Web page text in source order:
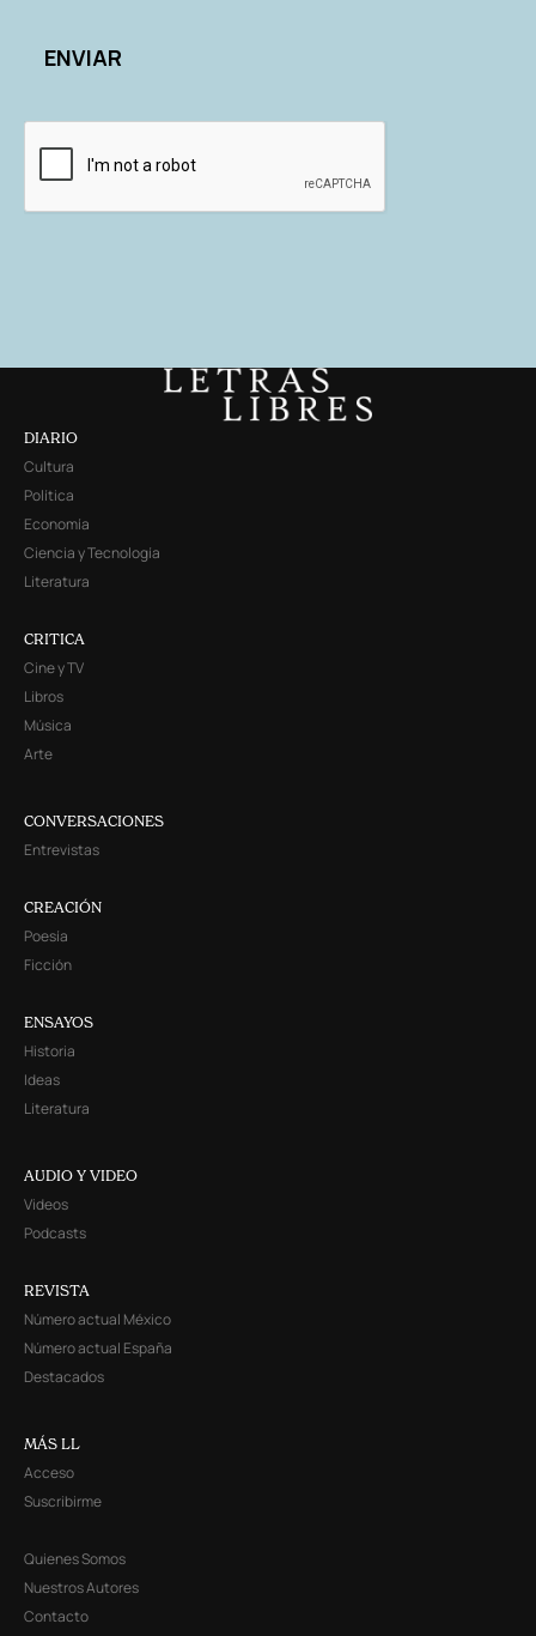
DIARIO
Cultura
Política
Economía
Ciencia y Tecnología
Literatura
CRITICA
Cine y TV
Libros
Música
Arte
CONVERSACIONES
Entrevistas
CREACIÓN
Poesía
Ficción
ENSAYOS
Historia
Ideas
Literatura
AUDIO Y VIDEO
Videos
Podcasts
REVISTA
Número actual México
Número actual España
Destacados
MÁS LL
Acceso
Suscribirme
Quienes Somos
Nuestros Autores
Contacto